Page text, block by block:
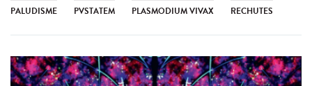
PALUDISME PVSTATEM PLASMODIUM VIVAX RECHUTES